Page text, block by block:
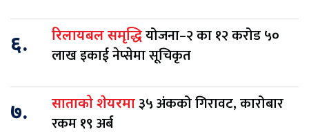
६. रिलायबल समृद्धियोजना–२ का १२ करोड ५०
लाख इकाई नेप्सेमा सूचिकृत
७. साताको शेयरमा३५ अंकको गिरावट, कारोबार
रकम १९ अर्ब